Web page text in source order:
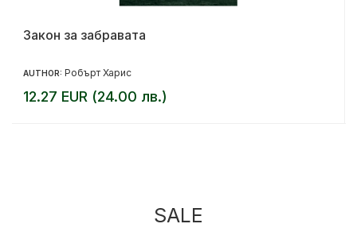
Закон за забравата
AUTHOR: Робърт Харис
12.27 EUR (24.00 лв.)
SALE